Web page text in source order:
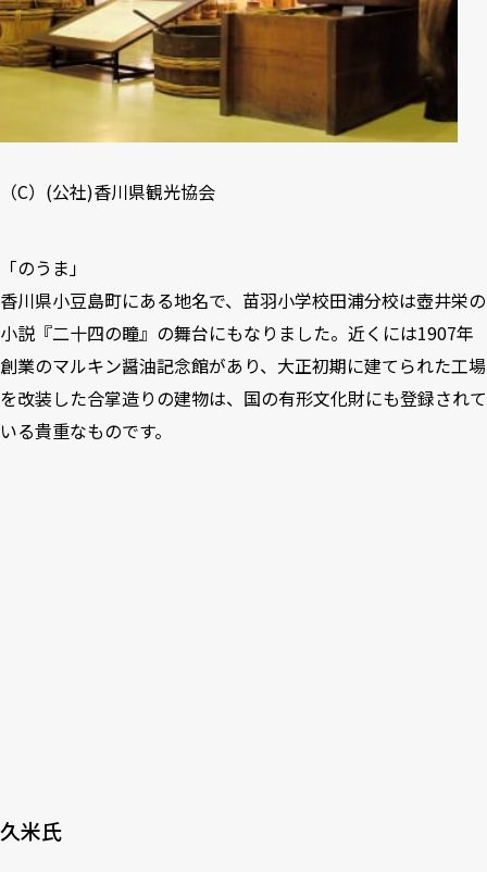
（C）(公社)香川県観光協会
「のうま」
香川県小豆島町にある地名で、苗羽小学校田浦分校は壺井栄の
小説『二十四の瞳』の舞台にもなりました。近くには1907年
創業のマルキン醤油記念館があり、大正初期に建てられた工場
を改装した合掌造りの建物は、国の有形文化財にも登録されて
いる貴重なものです。
久米氏